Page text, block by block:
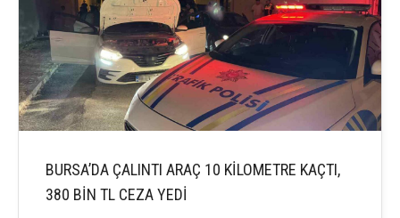
BURSA’DA ÇALINTI ARAÇ 10 KİLOMETRE KAÇTI,
380 BİN TL CEZA YEDİ